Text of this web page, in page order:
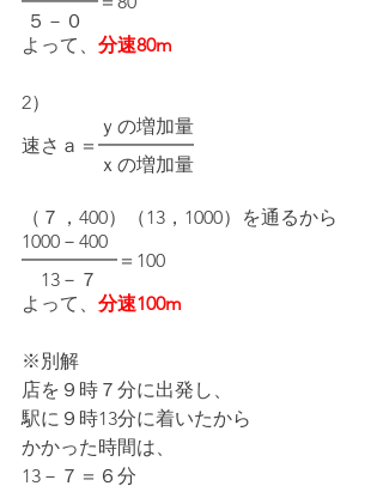
５－０
よって、 分速80m
2）
ｙの増加量
速さａ＝━━━━━
ｘの増加量
（７，400）（13，1000）を通るから
1000－400
━━━━━＝100
13－７
よって、 分速100m
※別解
店を９時７分に出発し、
駅に９時13分に着いたから
かかった時間は、
13－７＝６分